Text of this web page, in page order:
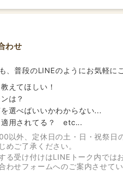
わせ
、普段のLINEのようにお気軽に
えてほしい！
は？
選べばいいかわからない...
適用されてる？ etc...
以外、定休日の土・日・祝祭
めご了承ください。
る受け付けはLINEトーク内では
わせフォームへのご案内させてい